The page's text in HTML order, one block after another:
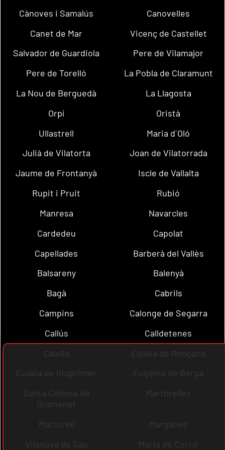
Cànoves i Samalús
Canovelles
Canet de Mar
Vicenç de Castellet
Salvador de Guardiola
Pere de Vilamajor
Pere de Torelló
La Pobla de Claramunt
La Nou de Berguedà
La Llagosta
Orpí
Oristà
Ullastrell
Maria d´Oló
Julià de Vilatorta
Joan de Vilatorrada
Jaume de Frontanyà
Iscle de Vallalta
Rupit i Pruit
Rubió
Manresa
Navarcles
Cardedeu
Capolat
Capellades
Barberà del Vallès
Balsareny
Balenyà
Bagà
Cabrils
Campins
Calonge de Segarra
Callús
Calldetenes
Calella
Eulàlia de Ronçana
Eulàlia de Riuprimer
Eugènia de Berga
Santa Coloma de
Gramenet
Martorelles
Martorell
Marganell
Vilanova de Sau
Maria de Corcó